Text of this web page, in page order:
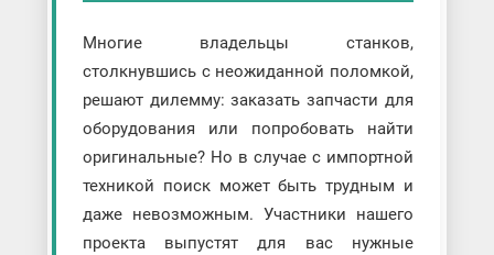
Многие владельцы станков,
столкнувшись с неожиданной поломкой,
решают дилемму: заказать запчасти для
оборудования или попробовать найти
оригинальные? Но в случае с импортной
техникой поиск может быть трудным и
даже невозможным. Участники нашего
проекта выпустят для вас нужные